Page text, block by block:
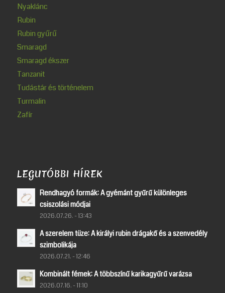
Nyaklánc
Rubin
Rubin gyűrű
Smaragd
Smaragd ékszer
Tanzanit
Tudástár és történelem
Turmalin
Zafír
LEGUTÓBBI HÍREK
Rendhagyó formák: A gyémánt gyűrű különleges
csiszolási módjai
2026.07.26. - 13:43
A szerelem tüze: A királyi rubin drágakő és a szenvedély
szimbolikája
2026.07.21. - 12:46
Kombinált fémek: A többszínű karikagyűrű varázsa
2026.07.16. - 11:10